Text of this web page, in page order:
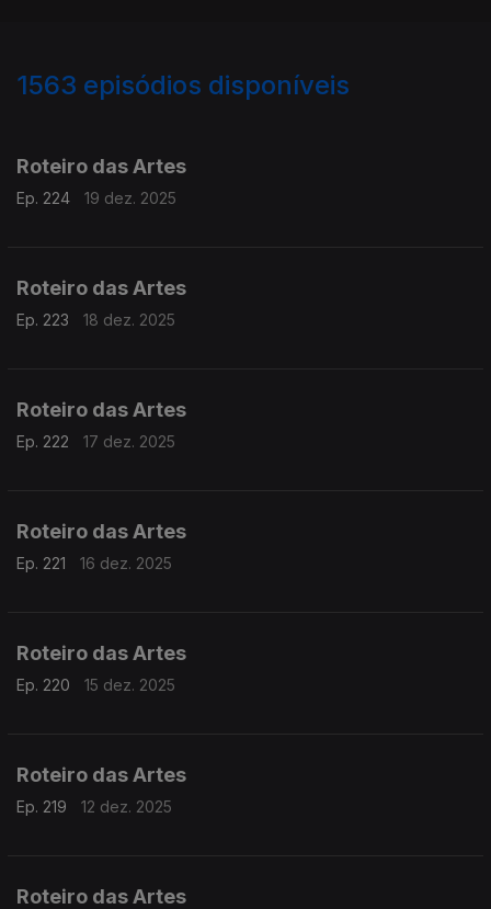
1563 episódios disponíveis
Roteiro das Artes
Ep. 224 19 dez. 2025
Roteiro das Artes
Ep. 223 18 dez. 2025
Roteiro das Artes
Ep. 222 17 dez. 2025
Roteiro das Artes
Ep. 221 16 dez. 2025
Roteiro das Artes
Ep. 220 15 dez. 2025
Roteiro das Artes
Ep. 219 12 dez. 2025
Roteiro das Artes